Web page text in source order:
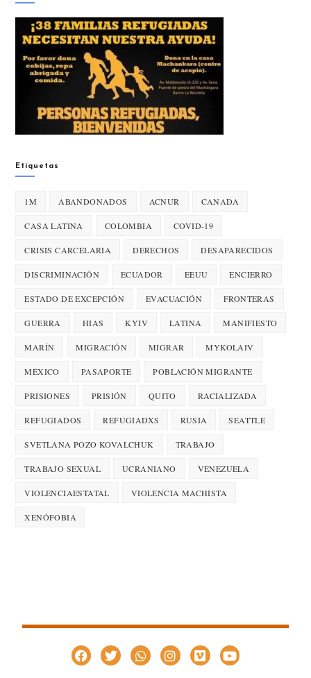
Etiquetas
1M ABANDONADOS ACNUR CANADA
CASA LATINA COLOMBIA COVID-19
CRISIS CARCELARIA DERECHOS DESAPARECIDOS
DISCRIMINACIÓN ECUADOR EEUU ENCIERRO
ESTADO DE EXCEPCIÓN EVACUACIÓN FRONTERAS
GUERRA HIAS KYIV LATINA MANIFIESTO
MARÍN MIGRACIÓN MIGRAR MYKOLAIV
MÉXICO PASAPORTE POBLACIÓN MIGRANTE
PRISIONES PRISIÓN QUITO RACIALIZADA
REFUGIADOS REFUGIADXS RUSIA SEATTLE
SVETLANA POZO KOVALCHUK TRABAJO
TRABAJO SEXUAL UCRANIANO VENEZUELA
VIOLENCIAESTATAL VIOLENCIA MACHISTA
XENÓFOBIA